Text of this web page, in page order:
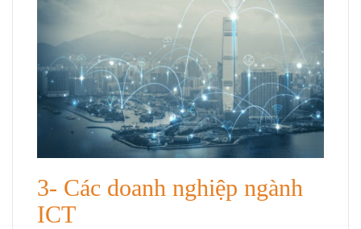
3- Các doanh nghiệp ngành
ICT